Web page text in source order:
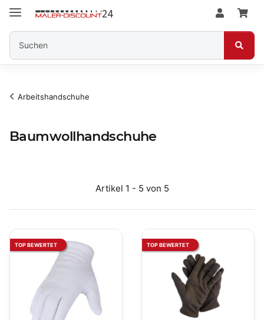
Arbeitshandschuhe
Baumwollhandschuhe
Artikel 1 - 5 von 5
TOP BEWERTET TOP BEWERTET